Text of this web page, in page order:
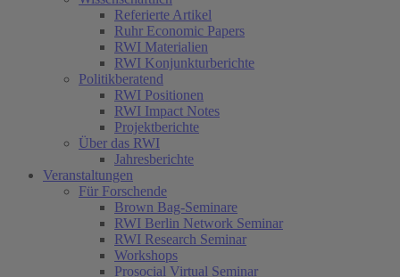
Referierte Artikel
Ruhr Economic Papers
RWI Materialien
RWI Konjunkturberichte
Politikberatend
RWI Positionen
RWI Impact Notes
Projektberichte
Über das RWI
Jahresberichte
Veranstaltungen
Für Forschende
Brown Bag-Seminare
RWI Berlin Network Seminar
RWI Research Seminar
Workshops
Prosocial Virtual Seminar